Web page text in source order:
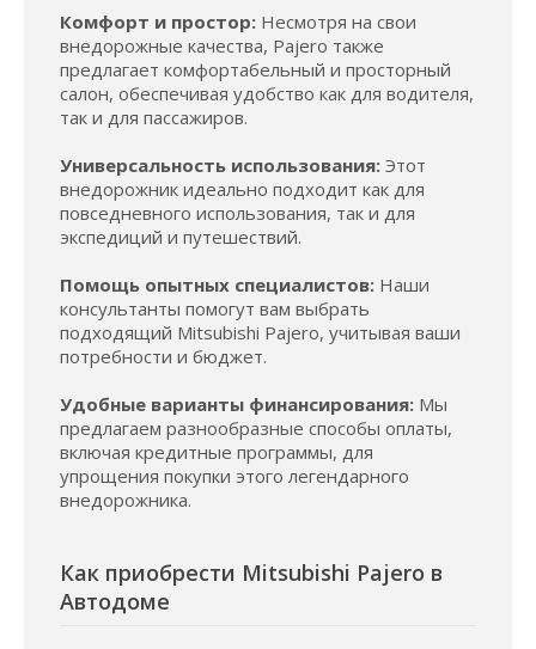
Комфорт и простор: Несмотря на свои
внедорожные качества, Pajero также
предлагает комфортабельный и просторный
салон, обеспечивая удобство как для водителя,
так и для пассажиров.
Универсальность использования: Этот
внедорожник идеально подходит как для
повседневного использования, так и для
экспедиций и путешествий.
Помощь опытных специалистов: Наши
консультанты помогут вам выбрать
подходящий Mitsubishi Pajero, учитывая ваши
потребности и бюджет.
Удобные варианты финансирования: Мы
предлагаем разнообразные способы оплаты,
включая кредитные программы, для
упрощения покупки этого легендарного
внедорожника.
Как приобрести Mitsubishi Pajero в
Автодоме